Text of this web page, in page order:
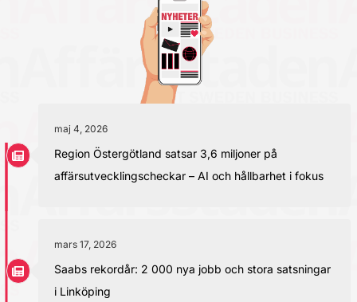
maj 4, 2026
Region Östergötland satsar 3,6 miljoner på
affärsutvecklingscheckar – AI och hållbarhet i fokus
mars 17, 2026
Saabs rekordår: 2 000 nya jobb och stora satsningar
i Linköping